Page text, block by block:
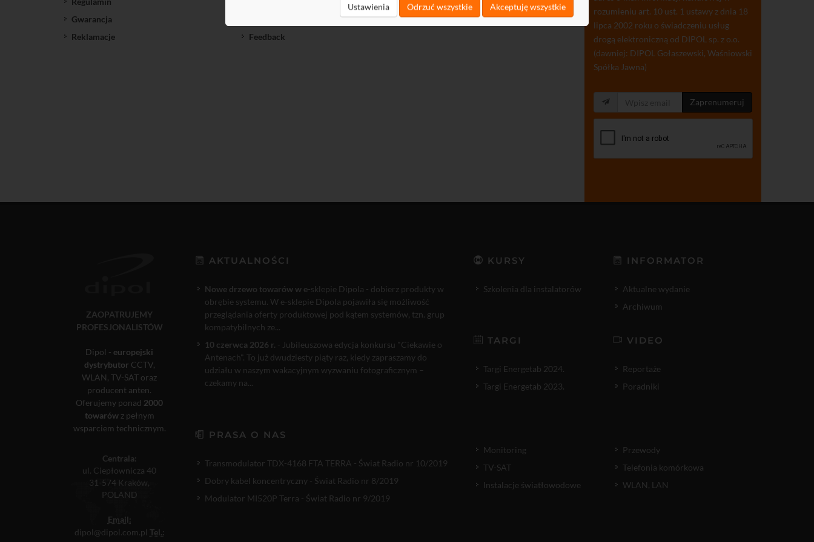
Ustawienia Odrzuć wszystkie Akceptuję wszystkie
Gwarancja
Reklamacje
Feedback
rozumieniu art. 10 ust. 1 ustawy z dnia 18
lipca 2002 roku o świadczeniu usług
drogą elektroniczną od DIPOL sp. z o.o.
(dawniej: DIPOL Gołaszewski, Waśniowski
Spółka Jawna)
Zaprenumeruj
ZAOPATRUJEMY
PROFESJONALISTÓW
Dipol - europejski
dystrybutor CCTV,
WLAN, TV-SAT oraz
producent anten.
Oferujemy ponad 2000
towarówz pełnym
wsparciem technicznym.
Centrala:
ul. Ciepłownicza 40
31-574 Kraków,
POLAND
Email:
dipol@dipol.com.pl Tel.:
AKTUALNOŚCI
Nowe drzewo towarów w e-sklepie Dipola - dobierz produkty w
obrębie systemu. W e-sklepie Dipola pojawiła się możliwość
przeglądania oferty produktowej pod kątem systemów, tzn. grup
kompatybilnych ze...
10 czerwca 2026 r. - Jubileuszowa edycja konkursu "Ciekawie o
Antenach". To już dwudziesty piąty raz, kiedy zapraszamy do
udziału w naszym wakacyjnym wyzwaniu fotograficznym –
czekamy na...
PRASA O NAS
Transmodulator TDX-4168 FTA TERRA - Świat Radio nr 10/2019
Dobry kabel koncentryczny - Świat Radio nr 8/2019
Modulator MI520P Terra - Świat Radio nr 9/2019
KURSY
Szkolenia dla instalatorów
TARGI
Targi Energetab 2024.
Targi Energetab 2023.
INFORMATOR
Aktualne wydanie
Archiwum
VIDEO
Reportaże
Poradniki
Monitoring
TV-SAT
Instalacje światłowodowe
Przewody
Telefonia komórkowa
WLAN, LAN